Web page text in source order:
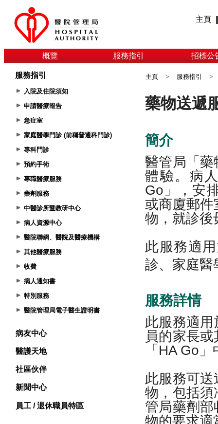
主頁
概覽 服務指引 招標公
服務指引
入院及住院須知
申請醫療報告
急症室
家庭醫學門診 (前稱普通科門診)
專科門診
預約手術
專職醫療服務
藥劑服務
中醫診所暨教研中心
病人資源中心
醫院聯網、醫院及醫療機構
其他醫療服務
收費
病人通知書
特別服務
醫院管理局電子醫生證明書
病友中心
醫護天地
社區伙伴
新聞中心
員工 / 退休職員特區
主頁 > 服務指引 >